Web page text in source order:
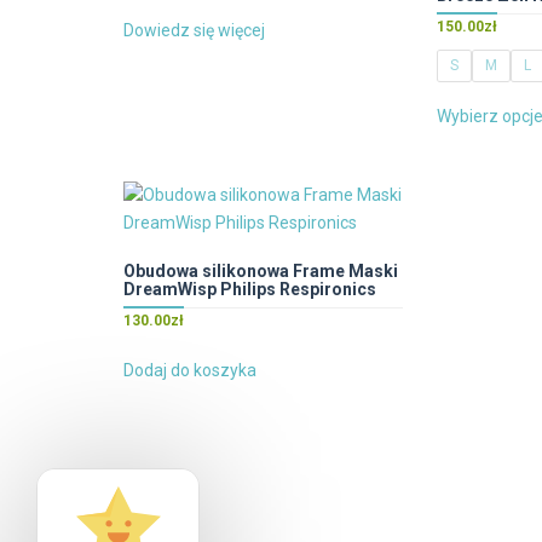
Dowiedz się więcej 150.00zł
S M L
Wybierz opcje
Obudowa silikonowa Frame Maski
DreamWisp Philips Respironics
130.00zł
Dodaj do koszyka